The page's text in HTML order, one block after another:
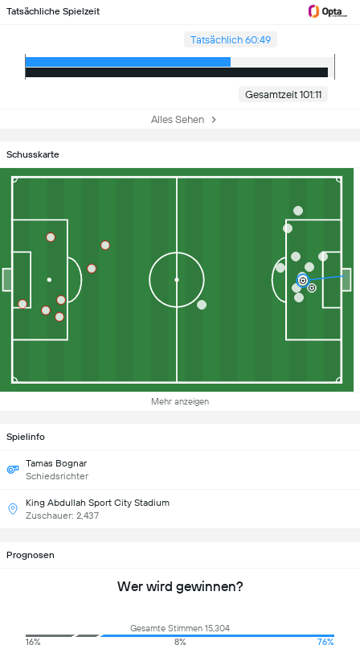
Tatsächliche Spielzeit
Tatsächlich 60:49
Gesamtzeit 101:11
Alles Sehen
Schusskarte
Mehr anzeigen
Spielinfo
Tamas Bognar
Schiedsrichter
King Abdullah Sport City Stadium
Zuschauer: 2,437
Prognosen
Wer wird gewinnen?
Gesamte Stimmen 15,304
16%
8% 76%